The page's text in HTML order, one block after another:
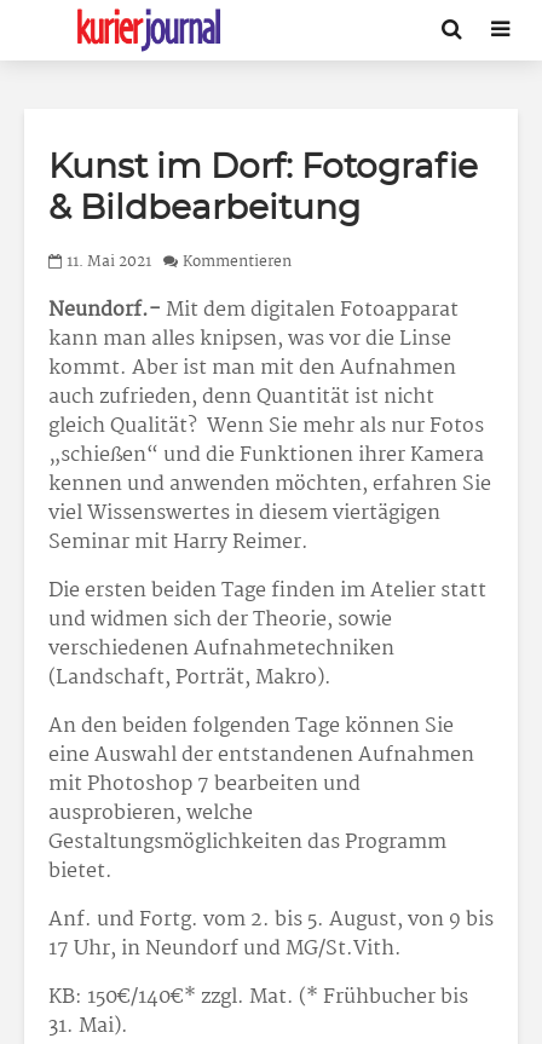
Kunst im Dorf: Fotografie
& Bildbearbeitung
11. Mai 2021 Kommentieren
Neundorf.-Mit dem digitalen Fotoapparat
kann man alles knipsen, was vor die Linse
kommt. Aber ist man mit den Aufnahmen
auch zufrieden, denn Quantität ist nicht
gleich Qualität? Wenn Sie mehr als nur Fotos
„schießen“ und die Funktionen ihrer Kamera
kennen und anwenden möchten, erfahren Sie
viel Wissenswertes in diesem viertägigen
Seminar mit Harry Reimer.
Die ersten beiden Tage finden im Atelier statt
und widmen sich der Theorie, sowie
verschiedenen Aufnahmetechniken
(Landschaft, Porträt, Makro).
An den beiden folgenden Tage können Sie
eine Auswahl der entstandenen Aufnahmen
mit Photoshop 7 bearbeiten und
ausprobieren, welche
Gestaltungsmöglichkeiten das Programm
bietet.
Anf. und Fortg. vom 2. bis 5. August, von 9 bis
17 Uhr, in Neundorf und MG/St.Vith.
KB: 150€/140€* zzgl. Mat. (* Frühbucher bis
31. Mai).